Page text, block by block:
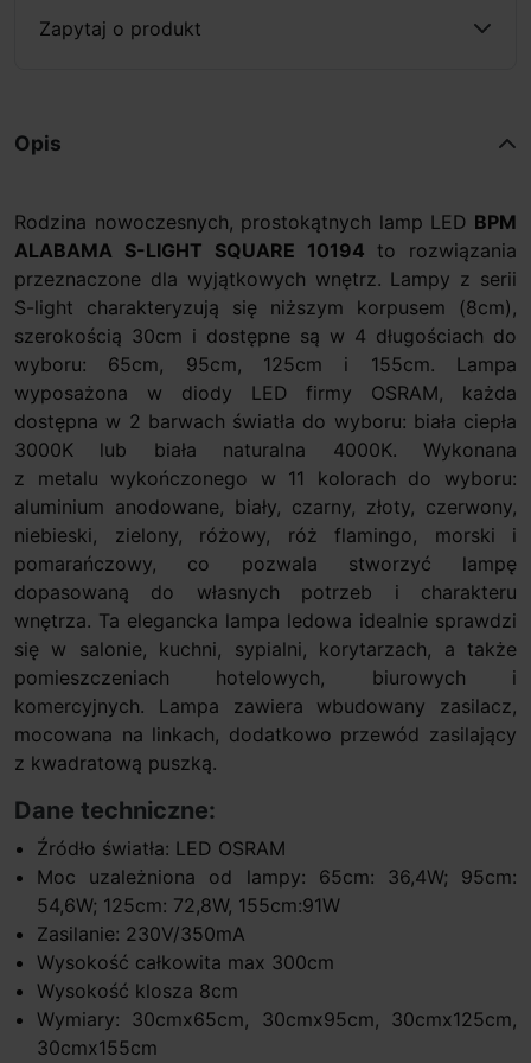
Zapytaj o produkt
Opis
Rodzina nowoczesnych, prostokątnych lamp LED BPM
ALABAMA S-LIGHT SQUARE 10194 to rozwiązania
przeznaczone dla wyjątkowych wnętrz. Lampy z serii
S-light charakteryzują się niższym korpusem (8cm),
szerokością 30cm i dostępne są w 4 długościach do
wyboru: 65cm, 95cm, 125cm i 155cm. Lampa
wyposażona w diody LED firmy OSRAM, każda
dostępna w 2 barwach światła do wyboru: biała ciepła
3000K lub biała naturalna 4000K. Wykonana
z metalu wykończonego w 11 kolorach do wyboru:
aluminium anodowane, biały, czarny, złoty, czerwony,
niebieski, zielony, różowy, róż flamingo, morski i
pomarańczowy, co pozwala stworzyć lampę
dopasowaną do własnych potrzeb i charakteru
wnętrza. Ta elegancka lampa ledowa idealnie sprawdzi
się w salonie, kuchni, sypialni, korytarzach, a także
pomieszczeniach hotelowych, biurowych i
komercyjnych. Lampa zawiera wbudowany zasilacz,
mocowana na linkach, dodatkowo przewód zasilający
z kwadratową puszką.
Dane techniczne:
Źródło światła: LED OSRAM
Moc uzależniona od lampy: 65cm: 36,4W; 95cm:
54,6W; 125cm: 72,8W, 155cm:91W
Zasilanie: 230V/350mA
Wysokość całkowita max 300cm
Wysokość klosza 8cm
Wymiary: 30cmx65cm, 30cmx95cm, 30cmx125cm,
30cmx155cm